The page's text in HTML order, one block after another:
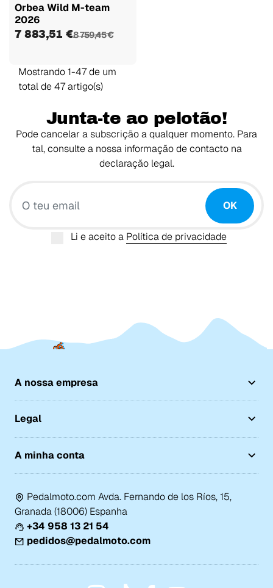
Orbea Wild M-team
2026
7 883,51 €8 759,45 €
Mostrando 1-47 de um
total de 47 artigo(s)
Junta-te ao pelotão!
Pode cancelar a subscrição a qualquer momento. Para
tal, consulte a nossa informação de contacto na
declaração legal.
OK
Li e aceito a Política de privacidade
A nossa empresa
Legal
A minha conta
Pedalmoto.com Avda. Fernando de los Ríos, 15,
Granada (18006) Espanha
+34 958 13 21 54
pedidos@pedalmoto.com